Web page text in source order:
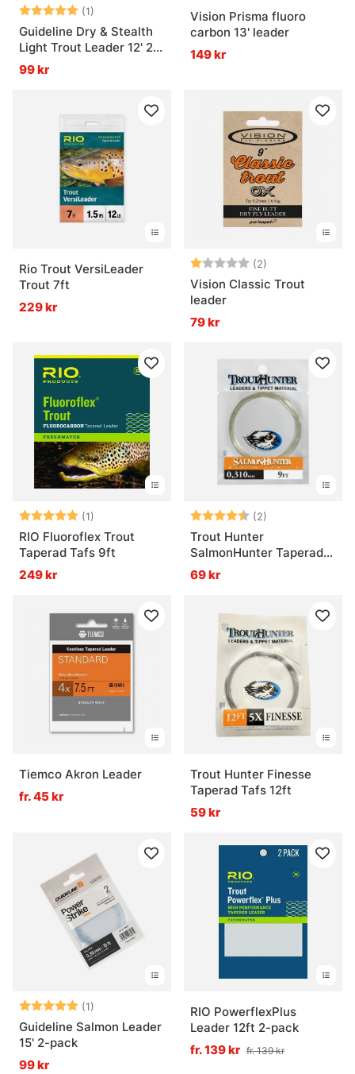
Betyg: (1)
5.0 utav 5 stjärnor
Guideline Dry & Stealth
Light Trout Leader 12' 2-
pack
99 kr
Vision Prisma fluoro
carbon 13' leader
149 kr
Rio Trout VersiLeader
Trout 7ft
229 kr
Betyg: (2)
Vision Classic Trout
leader
79 kr
Betyg: (1)
5.0 utav 5 stjärnor
RIO Fluoroflex Trout
Taperad Tafs 9ft
249 kr
Betyg: (2)
Trout Hunter
SalmonHunter Taperad
Tafs 9ft
69 kr
Tiemco Akron Leader
fr. 45 kr
Trout Hunter Finesse
Taperad Tafs 12ft
59 kr
Betyg: (1)
5.0 utav 5 stjärnor
Guideline Salmon Leader
15' 2-pack
99 kr
RIO PowerflexPlus
Leader 12ft 2-pack
fr. 139 kr fr. 139 kr